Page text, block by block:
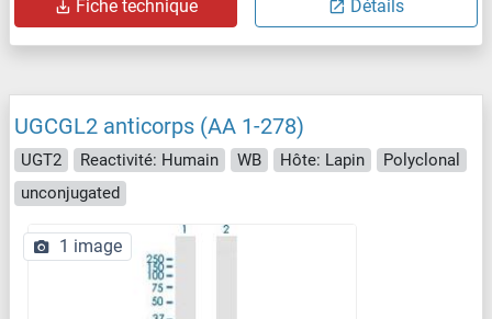
Fiche technique Détails
UGCGL2 anticorps (AA 1-278)
UGT2 Reactivité: Humain WB Hôte: Lapin
Polyclonal
unconjugated
1 image